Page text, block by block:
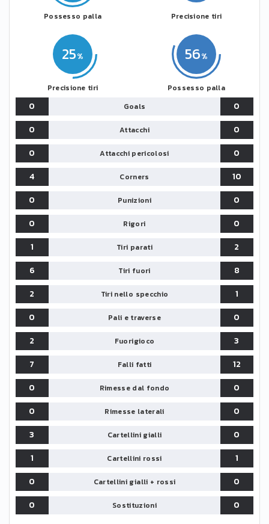
Possesso palla
25
Precisione tiri
56
Possesso palla
Precisione tiri
0 Goals
0
0
Attacchi
0
0
Attacchi pericolosi
0
4
Corners
10
0
Punizioni
0
0
Rigori
0
1
Tiri parati
2
6
Tiri fuori
8
2
Tiri nello specchio
1
0
Pali e traverse
0
2
Fuorigioco
3
7
Falli fatti
12
0
Rimesse dal fondo
0
0
Rimesse laterali
0
3
Cartellini gialli
0
1
Cartellini rossi
1
0
Cartellini gialli + rossi
0
0
Sostituzioni 0